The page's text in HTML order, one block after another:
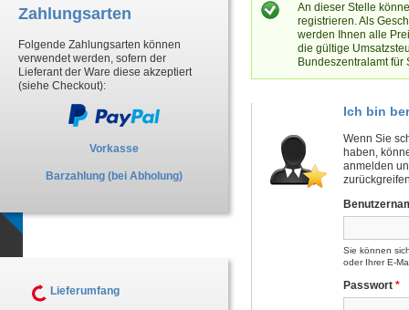
An dieser Stelle
registrieren. Als
werden Ihnen alle
die gültige
Bundeszentralamt für
Ich bin
Wenn Sie
haben,
anmelden
Sie können
oder Ihrer E-
Passwort *
Zahlungsarten
Folgende Zahlungsarten können
verwendet werden, sofern der
Lieferant der Ware diese akzeptiert
(siehe Checkout):
Vorkasse
Barzahlung (bei Abholung)
Lieferumfang